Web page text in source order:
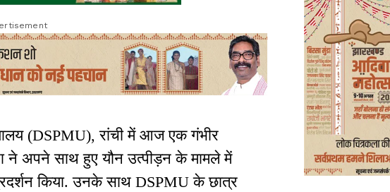
(DSPMU), रांची में आज एक गंभीर
ने अपने साथ हुए यौन उत्पीड़न के मामले में
किया. उनके साथ DSPMU के छात्र